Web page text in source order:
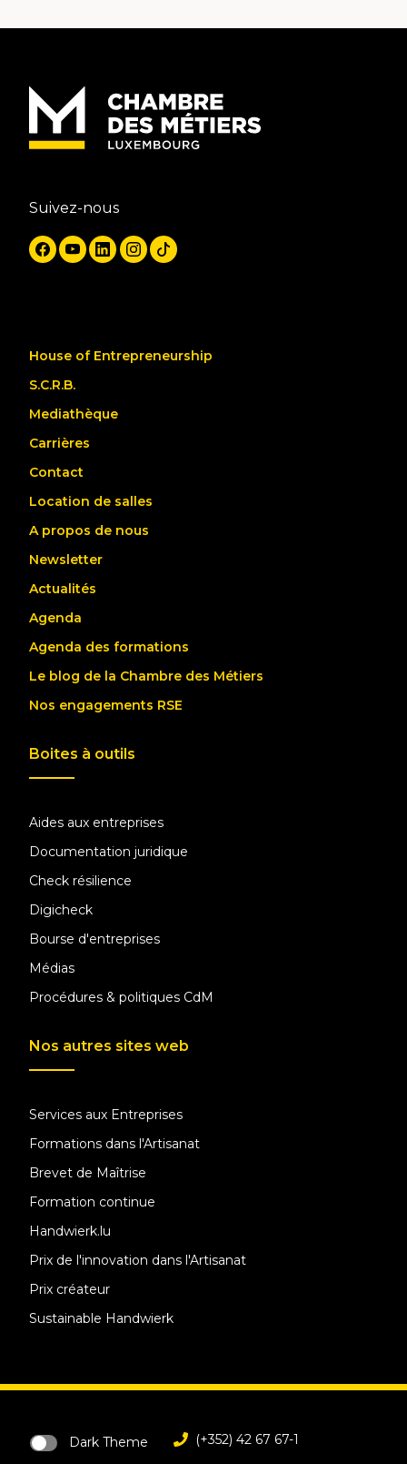
Suivez-nous
House of Entrepreneurship
S.C.R.B.
Mediathèque
Carrières
Contact
Location de salles
A propos de nous
Newsletter
Actualités
Agenda
Agenda des formations
Le blog de la Chambre des Métiers
Nos engagements RSE
Boites à outils
Aides aux entreprises
Documentation juridique
Check résilience
Digicheck
Bourse d'entreprises
Médias
Procédures & politiques CdM
Nos autres sites web
Services aux Entreprises
Formations dans l'Artisanat
Brevet de Maîtrise
Formation continue
Handwierk.lu
Prix de l'innovation dans l'Artisanat
Prix créateur
Sustainable Handwierk
Dark Theme (+352) 42 67 67-1